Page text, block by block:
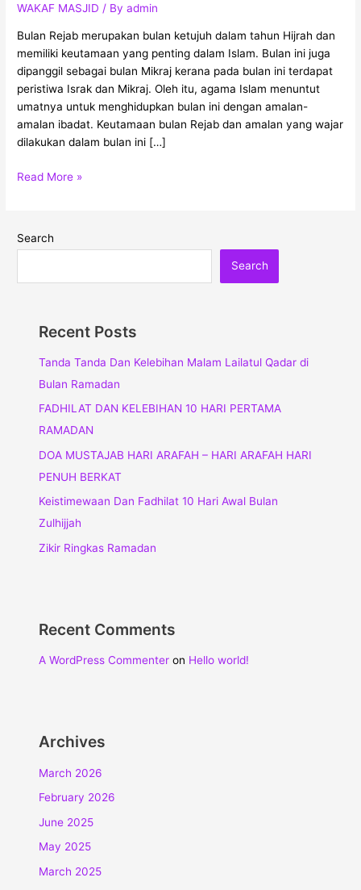
WAKAF MASJID / Byadmin
Bulan Rejab merupakan bulan ketujuh dalam tahun Hijrah dan
memiliki keutamaan yang penting dalam Islam. Bulan ini juga
dipanggil sebagai bulan Mikraj kerana pada bulan ini terdapat
peristiwa Israk dan Mikraj. Oleh itu, agama Islam menuntut
umatnya untuk menghidupkan bulan ini dengan amalan-
amalan ibadat. Keutamaan bulan Rejab dan amalan yang wajar
dilakukan dalam bulan ini […]
Read More »
Search
Search
Recent Posts
Tanda Tanda Dan Kelebihan Malam Lailatul Qadar di
Bulan Ramadan
FADHILAT DAN KELEBIHAN 10 HARI PERTAMA
RAMADAN
DOA MUSTAJAB HARI ARAFAH – HARI ARAFAH HARI
PENUH BERKAT
Keistimewaan Dan Fadhilat 10 Hari Awal Bulan
Zulhijjah
Zikir Ringkas Ramadan
Recent Comments
A WordPress Commenter on Hello world!
Archives
March 2026
February 2026
June 2025
May 2025
March 2025